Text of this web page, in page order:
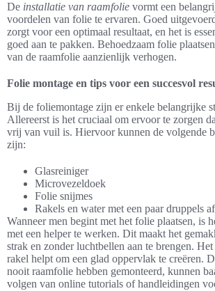
De installatie van raamfolie vormt een
voordelen van folie te ervaren. Goed
zorgt voor een optimaal resultaat, en het is
goed aan te pakken. Behoedzaam folie
van de raamfolie aanzienlijk verhogen.
Folie montage en tips voor een succesvol
Bij de foliemontage zijn er enkele belangrijke
Allereerst is het cruciaal om ervoor te zorgen
vrij van vuil is. Hiervoor kunnen de volgende
zijn:
Glasreiniger
Microvezeldoek
Folie snijmes
Rakels en water met een paar druppels
Wanneer men begint met het folie plaatsen, is
met een helper te werken. Dit maakt het
strak en zonder luchtbellen aan te brengen.
rakel helpt om een glad oppervlak te creëren.
nooit raamfolie hebben gemonteerd, kunnen
volgen van online tutorials of handleidingen